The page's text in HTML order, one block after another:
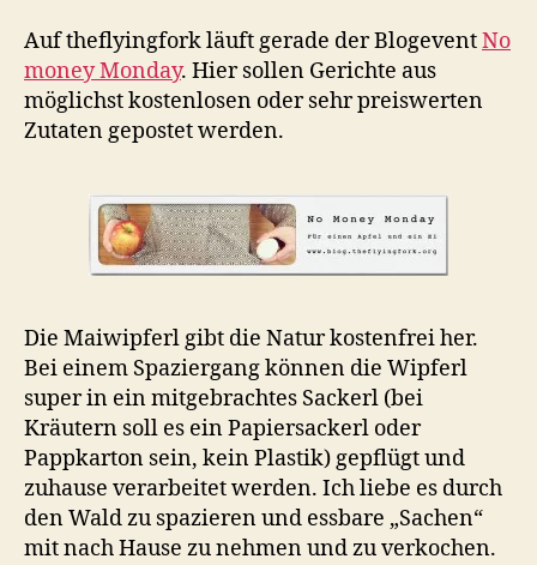
Auf theflyingfork läuft gerade der BlogeventNo
money Monday. Hier sollen Gerichte aus
möglichst kostenlosen oder sehr preiswerten
Zutaten gepostet werden.
Die Maiwipferl gibt die Natur kostenfrei her.
Bei einem Spaziergang können die Wipferl
super in ein mitgebrachtes Sackerl (bei
Kräutern soll es ein Papiersackerl oder
Pappkarton sein, kein Plastik) gepflügt und
zuhause verarbeitet werden. Ich liebe es durch
den Wald zu spazieren und essbare „Sachen“
mit nach Hause zu nehmen und zu verkochen.